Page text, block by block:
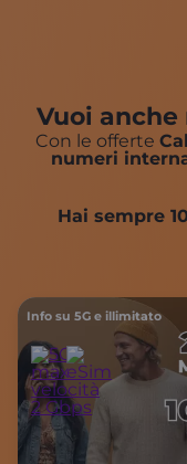
Vuoi
Con le offerte
numeri
Hai sempre
Info su 5G e illimitato